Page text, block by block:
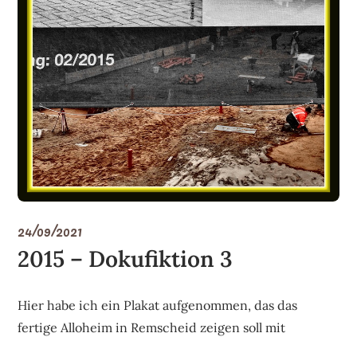
24/09/2021
2015 – Dokufiktion 3
Hier habe ich ein Plakat aufgenommen, das das
fertige Alloheim in Remscheid zeigen soll mit